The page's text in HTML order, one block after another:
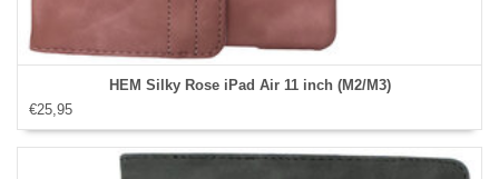
HEM Silky Rose iPad Air 11 inch (M2/M3)
€25,95